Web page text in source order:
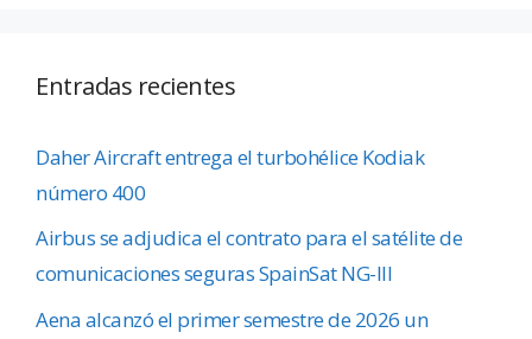
Entradas recientes
Daher Aircraft entrega el turbohélice Kodiak
número 400
Airbus se adjudica el contrato para el satélite de
comunicaciones seguras SpainSat NG-III
Aena alcanzó el primer semestre de 2026 un